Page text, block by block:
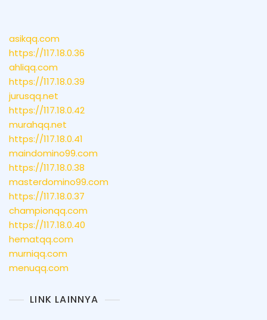
asikqq.com
https://117.18.0.36
ahliqq.com
https://117.18.0.39
jurusqq.net
https://117.18.0.42
murahqq.net
https://117.18.0.41
maindomino99.com
https://117.18.0.38
masterdomino99.com
https://117.18.0.37
championqq.com
https://117.18.0.40
hematqq.com
murniqq.com
menuqq.com
LINK LAINNYA